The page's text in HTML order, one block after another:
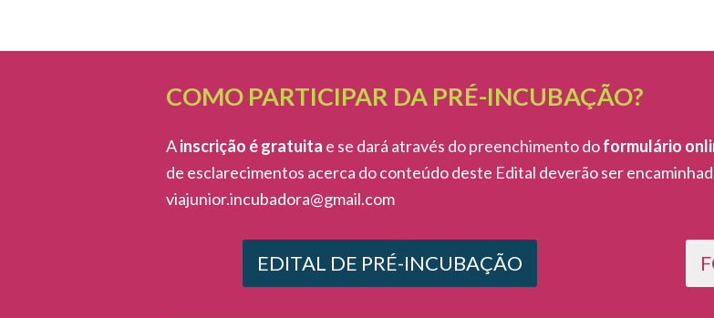
COMO PARTICIPAR DA PRÉ-INCUBAÇÃO?
Ainscrição é gratuita e se dará através do preenchimento doformulário
de esclarecimentos acerca do conteúdo deste Edital deverão ser
viajunior.incubadora@gmail.com
EDITAL DE PRÉ-INCUBAÇÃO